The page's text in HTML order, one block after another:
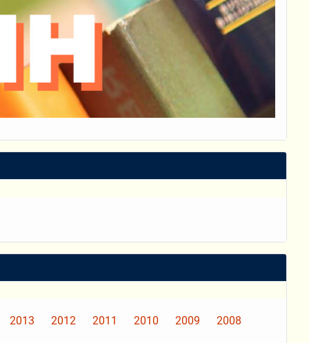
2013 2012 2011 2010 2009
2008